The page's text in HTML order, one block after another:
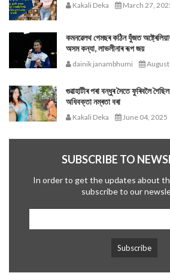
Kakali Deka March 27,
কমনৱেলথ গেমছৰ কঠিন যুঁজত
অসম কন্যা, লাভলীনাৰ ৰূপ জয়
dainik janambhumi
গুৱাহাটীৰ পৰা বন্ধুৰ সৈতে ফুৰিবলৈ
অধিবক্তা নম্ৰতা বৰা
Kakali Deka June 04, 2025
SUBSCRIBE TO
In order to get the updates about
subscribe to our